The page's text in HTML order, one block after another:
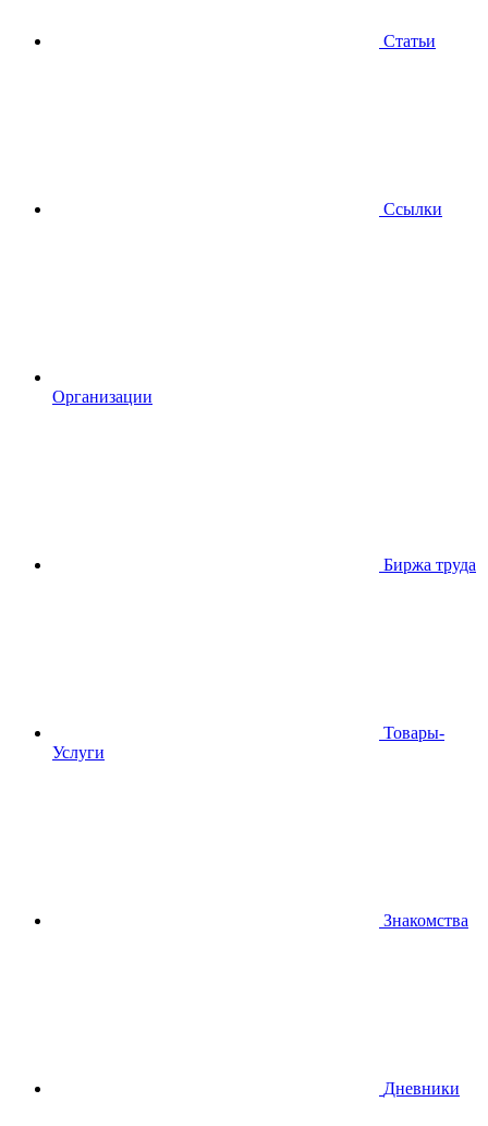
Статьи
Ссылки
Организации
Биржа труда
Товары-
Услуги
Знакомства
Дневники